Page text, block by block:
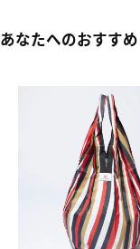
あなたへのおすすめ